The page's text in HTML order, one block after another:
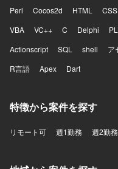
Perl
Cocos2d HTML CSS
VBA
VC++ C Delphi
Actionscript
SQL shell ア
R言語
Apex Dart
特徴から案件を探す
リモート可 週1勤務 週2勤務